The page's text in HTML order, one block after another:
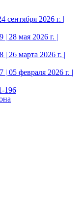
2026 г. |
28 мая 2026 г. |
26 марта 2026 г. |
05 февраля 2026 г. |
196